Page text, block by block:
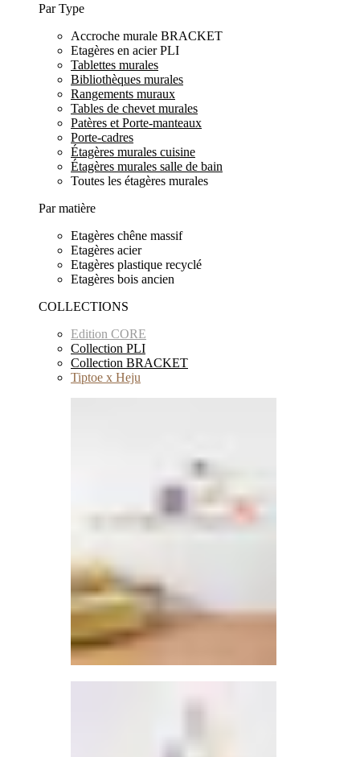
Par Type
Accroche murale BRACKET
Etagères en acier PLI
Tablettes murales
Bibliothèques murales
Rangements muraux
Tables de chevet murales
Patères et Porte-manteaux
Porte-cadres
Étagères murales cuisine
Étagères murales salle de bain
Toutes les étagères murales
Par matière
Etagères chêne massif
Etagères acier
Etagères plastique recyclé
Etagères bois ancien
COLLECTIONS
Edition CORE
Collection PLI
Collection BRACKET
Tiptoe x Heju